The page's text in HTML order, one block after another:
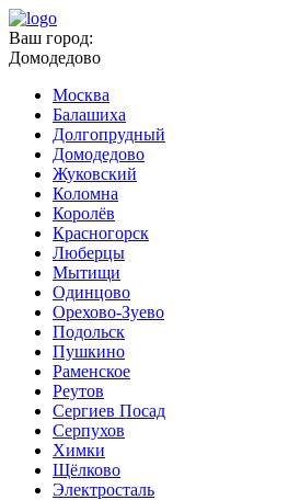
Ваш город:
Домодедово
Москва
Балашиха
Долгопрудный
Домодедово
Жуковский
Коломна
Королёв
Красногорск
Люберцы
Мытищи
Одинцово
Орехово-Зуево
Подольск
Пушкино
Раменское
Реутов
Сергиев Посад
Серпухов
Химки
Щёлково
Электросталь